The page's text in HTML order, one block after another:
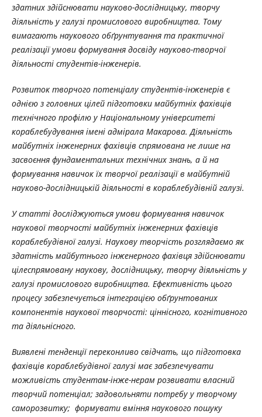
здатних здійснювати науково-дослідницьку, творчу
діяльність у галузі промислового виробництва. Тому
вимагають наукового обґрунтування та практичної
реалізації умови формування досвіду науково-творчої
діяльності студентів-інженерів.
Розвиток творчого потенціалу студентів-інженерів є
однією з головних цілей підготовки майбутніх фахівців
технічного профілю у Національному університеті
кораблебудування імені адмірала Макарова. Діяльність
майбутніх інженерних фахівців спрямована не лише на
засвоєння фундаментальних технічних знань, а й на
формування навичок їх творчої реалізації в майбутній
науково-дослідницькій діяльності в кораблебудівній галузі.
У статті досліджуються умови формування навичок
наукової творчості майбутніх інженерних фахівців
кораблебудівної галузі. Наукову творчість розглядаємо як
здатність майбутнього інженерного фахівця здійснювати
цілеспрямовану наукову, дослідницьку, творчу діяльність у
галузі промислового виробництва. Ефективність цього
процесу забезпечується інтеграцією обґрунтованих
компонентів наукової творчості: ціннісного, когнітивного
та діяльнісного.
Виявлені тенденції переконливо свідчать, що підготовка
фахівців кораблебудівної галузі має забезпечувати
можливість студентам-інже-нерам розвивати власний
творчий потенціал; задовольняти потребу у творчому
саморозвитку; формувати вміння наукового пошуку